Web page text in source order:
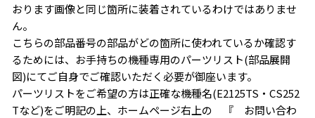
おります画像と同じ箇所に装着されているわけではありませ
ん。
こちらの部品番号の部品がどの箇所に使われているか確認す
るためには、お手持ちの機種専用のパーツリスト(部品展開
図)にてご自身でご確認いただく必要が御座います。
パーツリストをご希望の方は正確な機種名(E2125TS・CS252
Tなど)をご明記の上、ホームページ右上の 『 お問い合わ